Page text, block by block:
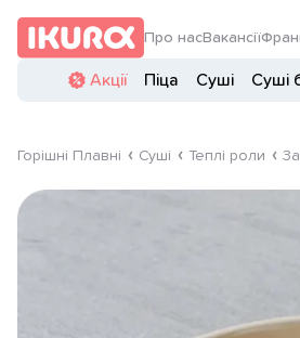
Про насВакансії
Акції Піца Суші Суші
Горішні Плавні Суші Теплі роли